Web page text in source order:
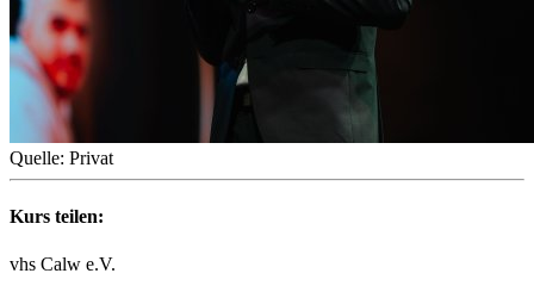
Quelle: Privat
Kurs teilen:
vhs Calw e.V.